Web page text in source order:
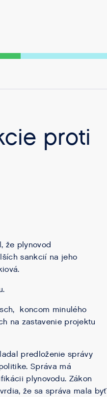
proti
že plynovod
sankcií na jeho
koncom minulého
na zastavenie projektu
predloženie správy
Správa má
plynovodu. Zákon
že sa správa mala byť